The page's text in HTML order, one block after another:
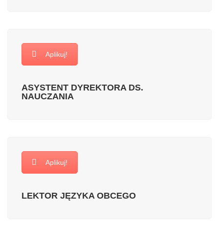
Aplikuj!
ASYSTENT DYREKTORA DS.
NAUCZANIA
Aplikuj!
LEKTOR JĘZYKA OBCEGO